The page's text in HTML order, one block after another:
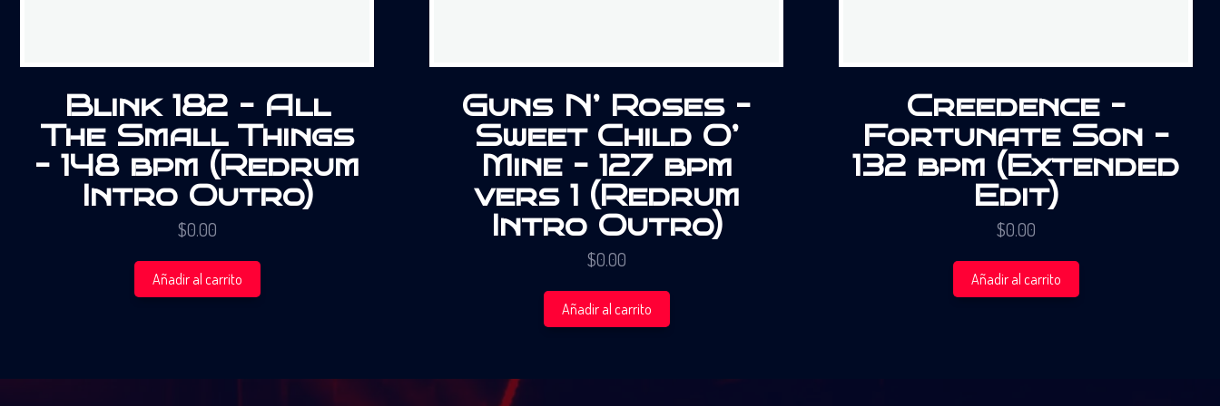
Blink 182 – All
The Small Things
– 148 bpm (Redrum
Intro Outro)
$0.00
Añadir al carrito
Guns N’ Roses –
Sweet Child O’
Mine – 127 bpm
vers 1 (Redrum
Intro Outro)
$0.00
Añadir al carrito
Creedence –
Fortunate Son –
132 bpm (Extended
Edit)
$0.00
Añadir al carrito